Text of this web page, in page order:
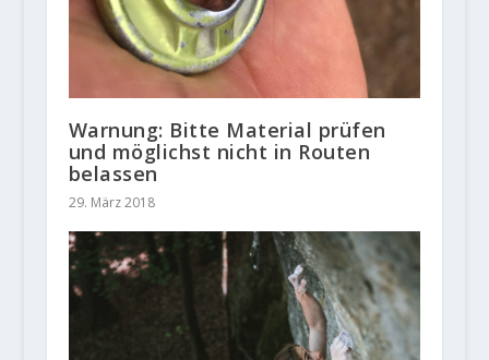
Warnung: Bitte Material prüfen
und möglichst nicht in Routen
belassen
29. März 2018